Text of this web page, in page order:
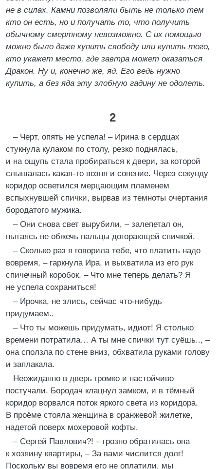
не в силах. Камни позволяли быть не только тем
кто он есть, но и получать то, что получить
обычному смертному невозможно. С их помощью
можно было даже купить свободу или купить того,
кто укажет место, где завтра может оказаться
Дракон. Ну и, конечно же, яд. Его ведь нужно
купить, а без яда эту злобную гадину не одолеть.
2
– Черт, опять не успела! – Ирина в сердцах
стукнула кулаком по столу, резко поднялась,
и на ощупь стала пробираться к двери, за которой
слышалась какая-то возня и сопение. Через секунду
коридор осветился мерцающим пламенем
вспыхнувшей спички, вырвав из темноты очертания
бородатого мужика.
– Они снова свет вырубили, – залепетал он,
пытаясь не обжечь пальцы догорающей спичкой.
– Сколько раз я говорила тебе, что платить надо
вовремя, – гаркнула Ира, и выхватила из его рук
спичечный коробок. – Что мне теперь делать? Я
не успела сохраниться!
– Ирочка, не злись, сейчас что-нибудь
придумаем..
– Что ты можешь придумать, идиот! Я столько
времени потратила… А ты мне спички тут суёшь.., –
она сползла по стене вниз, обхватила руками голову
и заплакала.
Неожиданно в дверь громко и настойчиво
постучали. Бородач клацнул замком, и в тёмный
коридор ворвался поток яркого света из коридора.
В проёме стояла женщина в оранжевой жилетке,
надетой поверх мохеровой кофты.
– Сергей Павлович?! – грозно обратилась она
к хозяину квартиры, – За вами числится долг!
Поскольку вы вовремя его не оплатили, мы